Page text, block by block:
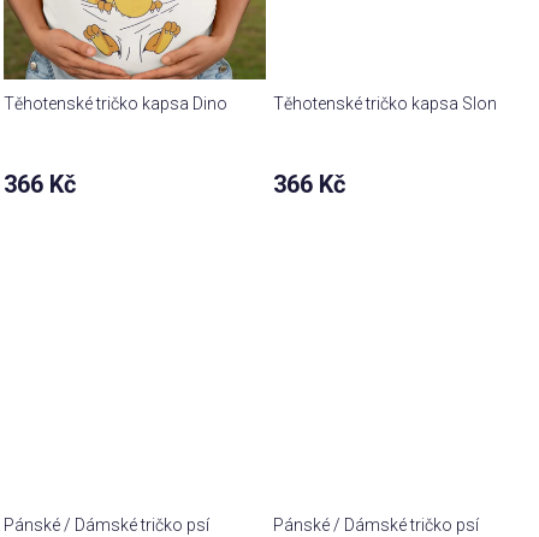
Těhotenské tričko kapsa Dino
366 Kč
Těhotenské tričko kapsa Slon
366 Kč
Pánské / Dámské tričko psí
Pánské / Dámské tričko psí